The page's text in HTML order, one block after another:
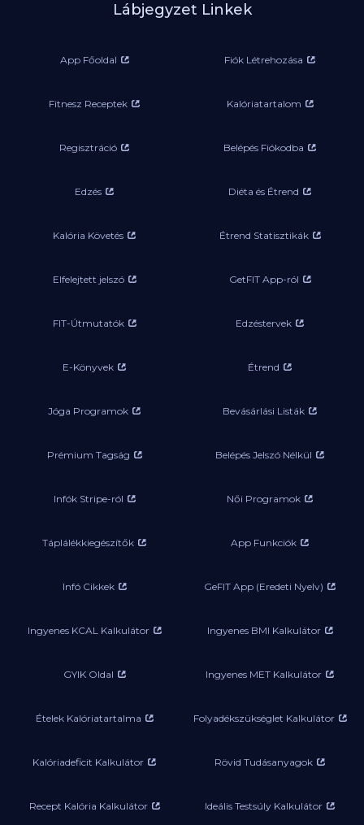
Lábjegyzet Linkek
App Főoldal Fiók Létrehozása
Fitnesz Receptek Kalóriatartalom
Regisztráció Belépés Fiókodba
Edzés Diéta és Étrend
Kalória Követés Étrend Statisztikák
Elfelejtett jelszó GetFIT App-ról
FIT-Útmutatók Edzéstervek
E-Könyvek Étrend
Jóga Programok Bevásárlási Listák
Prémium Tagság Belépés Jelszó Nélkül
Infók Stripe-ról Női Programok
Táplálékkiegészítők App Funkciók
Infó Cikkek GeFIT App (Eredeti Nyelv)
Ingyenes KCAL Kalkulátor Ingyenes BMI Kalkulátor
GYIK Oldal Ingyenes MET Kalkulátor
Ételek Kalóriatartalma Folyadékszükséglet Kalkulátor
Kalóriadeficit Kalkulátor Rövid Tudásanyagok
Recept Kalória Kalkulátor Ideális Testsúly Kalkulátor